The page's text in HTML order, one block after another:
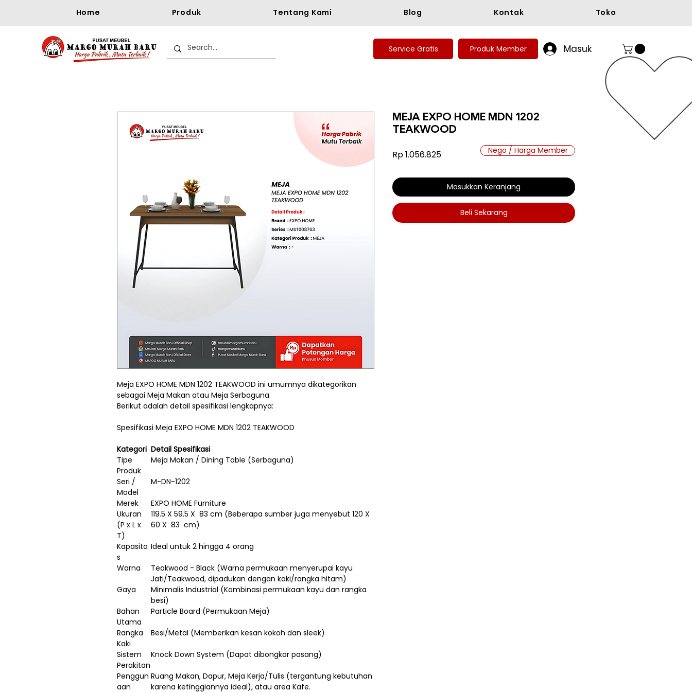
Home Produk Tentang Kami Blog Kontak Toko
Service Gratis Produk Member Masuk
Meja EXPO HOME MDN 1202 TEAKWOOD ini umumnya dikategorikan
sebagai Meja Makan atau Meja Serbaguna.
Berikut adalah detail spesifikasi lengkapnya:
Spesifikasi Meja EXPO HOME MDN 1202 TEAKWOOD
Kategori Detail Spesifikasi
Tipe
Produk
Meja Makan / Dining Table (Serbaguna)
Seri /
Model
M-DN-1202
Merek
EXPO HOME Furniture
Ukuran
(P x L x
T)
119.5 X 59.5 X 83 cm (Beberapa sumber juga menyebut 120 X
60 X 83 cm)
Kapasita
s
Ideal untuk 2 hingga 4 orang
Warna
Teakwood - Black (Warna permukaan menyerupai kayu
Jati/Teakwood, dipadukan dengan kaki/rangka hitam)
Gaya
Minimalis Industrial (Kombinasi permukaan kayu dan rangka
besi)
Bahan
Utama
Particle Board (Permukaan Meja)
Rangka
Kaki
Besi/Metal (Memberikan kesan kokoh dan sleek)
Sistem
Perakitan
Knock Down System (Dapat dibongkar pasang)
Penggun
aan
Ruang Makan, Dapur, Meja Kerja/Tulis (tergantung kebutuhan
karena ketinggiannya ideal), atau area Kafe.
MEJA EXPO HOME MDN 1202
TEAKWOOD
Rp 1.056.825Harga
Masukkan Keranjang
Beli Sekarang
Nego / Harga Member